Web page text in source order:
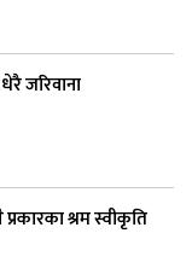
जरिवाना
श्रम स्वीकृति